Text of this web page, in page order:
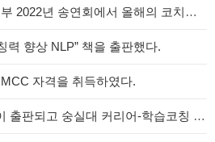
국제코치연맹(ICF) 한국지부 2022년 송연회에서 올해의 코치상을 받았다~
력 향상 NLP” 책을 출판했다.
자격을 취득하였다.
‘작전타임 S-TOP코칭’ 책이 출판되고 숭실대 커리어-학습코칭 전공과 현대자동차 사내코치 양성과정에 사용되고 있다.